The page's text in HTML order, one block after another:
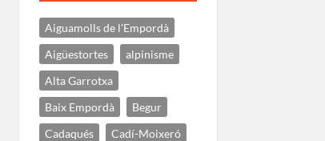
Aiguamolls de l'Empordà
Aigüestortes
alpinisme
Alta Garrotxa
Baix Empordà
Begur
Cadaqués
Cadí-Moixeró